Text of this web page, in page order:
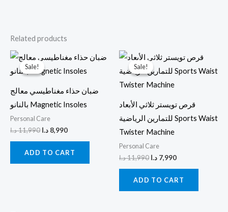
Related products
Sale!
Sale!
ضبان حذاء مغناطيسي معالج
بالنانو Magnetic Insoles
Personal Care
11,990د.ا
Original
price
was:
8,990 د.ا
Current
price
is:
ADD TO CART
Sale!
Sale!
قرص تويستر ثلاثي الأبعاد
للتمارين الرياضية Sports Waist
Twister Machine
Personal Care
11,990د.ا
Original
price
was:
7,990 د.ا
Current
price
is:
ADD TO CART